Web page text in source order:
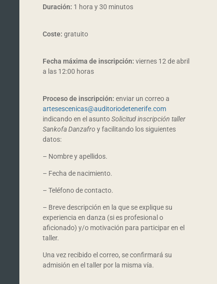
Duración: 1 hora y 30 minutos
Coste: gratuito
Fecha máxima de inscripción: viernes 12 de abril
a las 12:00 horas
Proceso de inscripción: enviar un correo a
artesescenicas@auditoriodetenerife.com
indicando en el asuntoSolicitud inscripción taller
Sankofa Danzafro y facilitando los siguientes
datos:
– Nombre y apellidos.
– Fecha de nacimiento.
– Teléfono de contacto.
– Breve descripción en la que se explique su
experiencia en danza (si es profesional o
aficionado) y/o motivación para participar en el
taller.
Una vez recibido el correo, se confirmará su
admisión en el taller por la misma vía.